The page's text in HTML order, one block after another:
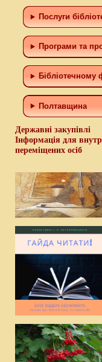
Послуги
Програми та
Бiблiотечному
Полтавщина
Державні закупівлі
Інформація для
переміщених осіб